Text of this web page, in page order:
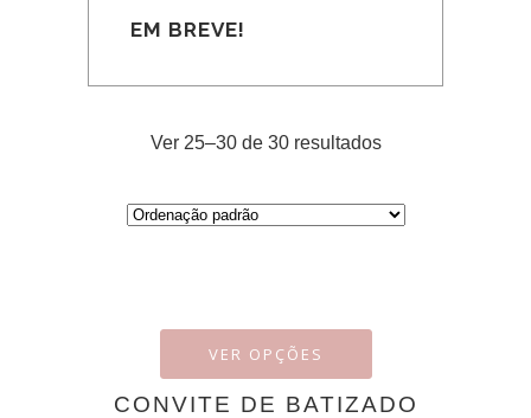
EM BREVE!
Ver 25–30 de 30 resultados
VER OPÇÕES
CONVITE DE BATIZADO